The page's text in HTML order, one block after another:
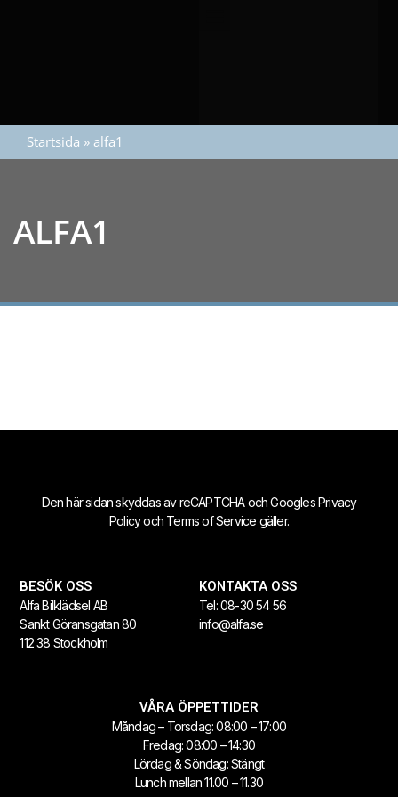
Startsida » alfa1
ALFA1
Den här sidan skyddas av reCAPTCHA och GooglesPrivacy
Policyoch Terms of Service gäller.
BESÖK OSS
Alfa Bilklädsel AB
Sankt Göransgatan 80
112 38 Stockholm
KONTAKTA OSS
Tel:08-30 54 56
info@alfa.se
VÅRA ÖPPETTIDER
Måndag – Torsdag: 08:00 – 17:00
Fredag: 08:00 – 14:30
Lördag & Söndag: Stängt
Lunch mellan 11.00 – 11.30